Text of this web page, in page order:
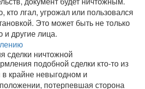
кто лгал, угрожал или пользовался
Это может быть не только
и другие лица.
сделки ничтожной
подобной сделки кто-то из
в крайне невыгодном и
потерпевшая сторона